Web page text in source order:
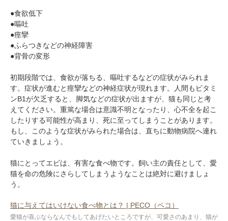
●食欲低下
●嘔吐
●痙攣
●ふらつきなどの神経障害
●背骨の変形
初期段階では、食欲が落ちる、嘔吐するなどの症状がみられま
す。症状が進むと痙攣などの神経症状が現れます。人間もビタミ
ンB1が欠乏すると、脚気などの症状が出ますが、猫も同じと考
えてください。重篤な場合は意識不明となったり、心不全を起こ
したりする可能性が高まり、死に至ってしまうことがあります。
もし、このような症状がみられた場合は、直ちに動物病院へ連れ
ていきましょう。
猫にとってエビは、有害な食べ物です。飼い主の責任として、愛
猫を命の危険にさらしてしまうようなことは絶対に避けましょ
う。
猫に与えてはいけない食べ物とは？ | PECO（ペコ）
愛猫が喜ぶならなんでもしてあげたいところですが、可愛さのあまり、猫が